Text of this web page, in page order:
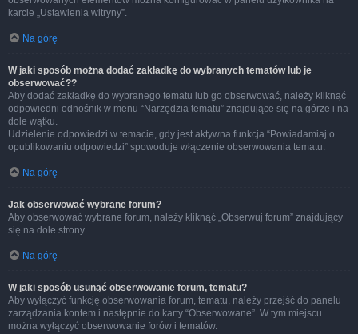
karcie „Ustawienia witryny”.
Na górę
W jaki sposób można dodać zakładkę do wybranych tematów lub je
obserwować??
Aby dodać zakładkę do wybranego tematu lub go obserwować, należy kliknąć
odpowiedni odnośnik w menu “Narzędzia tematu” znajdujące się na górze i na
dole wątku.
Udzielenie odpowiedzi w temacie, gdy jest aktywna funkcja “Powiadamiaj o
opublikowaniu odpowiedzi” spowoduje włączenie obserwowania tematu.
Na górę
Jak obserwować wybrane forum?
Aby obserwować wybrane forum, należy kliknąć „Obserwuj forum” znajdujący
się na dole strony.
Na górę
W jaki sposób usunąć obserwowanie forum, tematu?
Aby wyłączyć funkcję obserwowania forum, tematu, należy przejść do panelu
zarządzania kontem i następnie do karty “Obserwowane”. W tym miejscu
można wyłączyć obserwowanie forów i tematów.